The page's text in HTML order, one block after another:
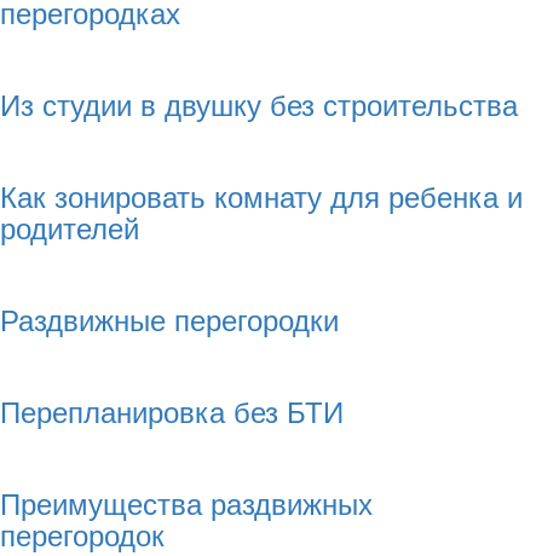
перегородках
Из студии в двушку без строительства
Как зонировать комнату для ребенка и
родителей
Раздвижные перегородки
Перепланировка без БТИ
Преимущества раздвижных
перегородок